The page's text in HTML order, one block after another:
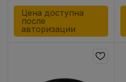
Цена доступна
после
авторизации